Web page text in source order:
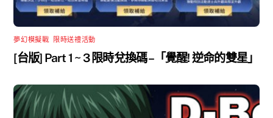
夢幻模擬戰 限時送禮活動
[台版] Part 1 ~ 3 限時兌換碼 –「覺醒! 逆命的雙星」